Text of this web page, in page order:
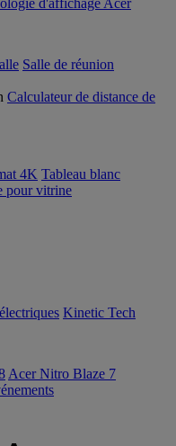
d'affichage Acer
Salle de réunion
Calculateur de distance de
4K Tableau blanc
pour vitrine
Kinetic Tech
Acer Nitro Blaze 7